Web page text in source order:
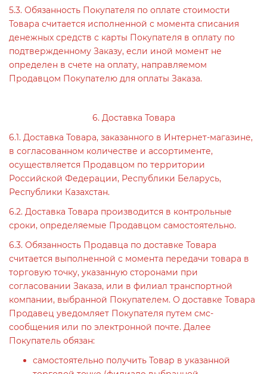
5.3. Обязанность Покупателя по оплате стоимости
Товара считается исполненной с момента списания
денежных средств с карты Покупателя в оплату по
подтвержденному Заказу, если иной момент не
определен в счете на оплату, направляемом
Продавцом Покупателю для оплаты Заказа.
6. Доставка Товара
6.1. Доставка Товара, заказанного в Интернет-магазине,
в согласованном количестве и ассортименте,
осуществляется Продавцом по территории
Российской Федерации, Республики Беларусь,
Республики Казахстан.
6.2. Доставка Товара производится в контрольные
сроки, определяемые Продавцом самостоятельно.
6.3. Обязанность Продавца по доставке Товара
считается выполненной с момента передачи товара в
торговую точку, указанную сторонами при
согласовании Заказа, или в филиал транспортной
компании, выбранной Покупателем. О доставке Товара
Продавец уведомляет Покупателя путем смс-
сообщения или по электронной почте. Далее
Покупатель обязан:
самостоятельно получить Товар в указанной